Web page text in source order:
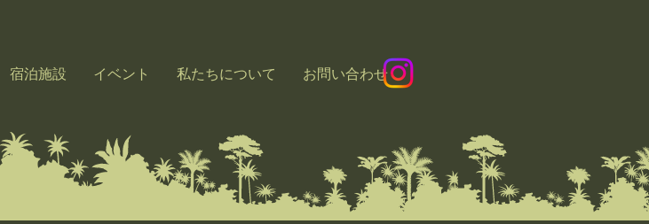
宿泊施設 イベント 私たちについて お問い合わせ